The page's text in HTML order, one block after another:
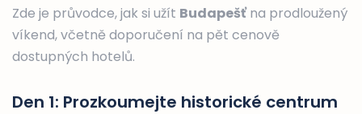
Zde je průvodce, jak si užít Budapešťna prodloužený
víkend, včetně doporučení na pět cenově
dostupných hotelů.
Den 1: Prozkoumejte historické centrum